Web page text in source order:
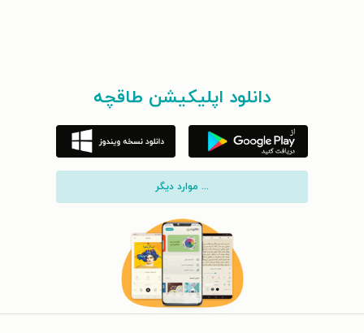
دانلود اپلیکیشن طاقچه
... موارد دیگر